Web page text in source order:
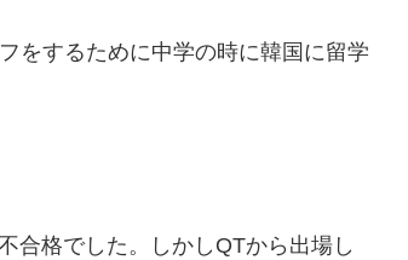
をするために中学の時に韓国に留学
合格でした。しかしQTから出場し